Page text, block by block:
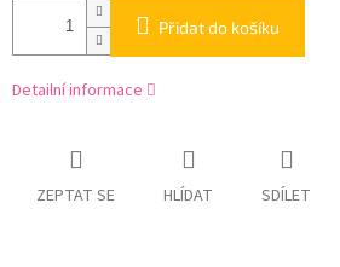
Přidat do košíku
Detailní informace
ZEPTAT SE HLÍDAT SDÍLET